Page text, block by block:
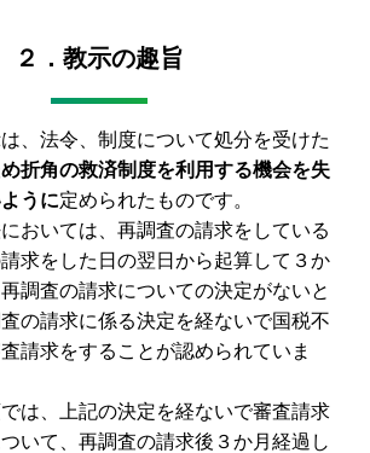
２．教示の趣旨
、法令、制度について処分を受けた
折角の救済制度を利用する機会を失
うに定められたものです。
おいては、再調査の請求をしている
求をした日の翌日から起算して３か
調査の請求についての決定がないと
の請求に係る決定を経ないで国税不
請求をすることが認められていま
は、上記の決定を経ないで審査請求
いて、再調査の請求後３か月経過し